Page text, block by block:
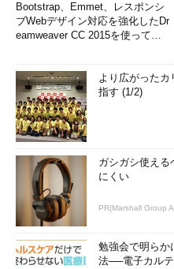
Bootstrap、Emmet、レスポンシ
ブWebデザイン対応を強化したDr
eamweaver CC 2015を使って
より広がったカ
指す (1/2)
ガシガシ使える
にくい
PR(Marshall Group
勉強会で明らか
法──電子カル